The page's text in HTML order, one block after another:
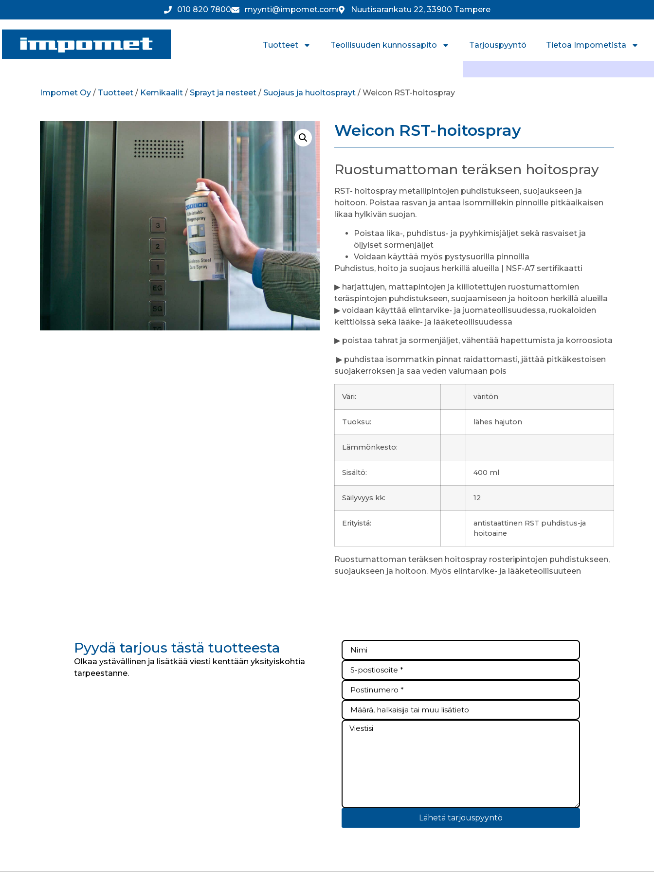
010 820 7800 myynti@impomet.com Nuutisarankatu 22, 33900 Tampere
Tuotteet Teollisuuden kunnossapito Tarjouspyyntö Tietoa Impometista
Impomet Oy / Tuotteet / Kemikaalit / Sprayt ja nesteet / Suojaus ja huoltosprayt / Weicon RST-hoitospray
Weicon RST-hoitospray
Ruostumattoman teräksen hoitospray
RST- hoitospray metallipintojen puhdistukseen, suojaukseen ja
hoitoon. Poistaa rasvan ja antaa isommillekin pinnoille pitkäaikaisen
likaa hylkivän suojan.
Poistaa lika-, puhdistus- ja pyyhkimisjäljet sekä rasvaiset ja
öljyiset sormenjäljet
Voidaan käyttää myös pystysuorilla pinnoilla
Puhdistus, hoito ja suojaus herkillä alueilla | NSF-A7 sertifikaatti
▶ harjattujen, mattapintojen ja kiillotettujen ruostumattomien
teräspintojen puhdistukseen, suojaamiseen ja hoitoon herkillä alueilla
▶ voidaan käyttää elintarvike- ja juomateollisuudessa, ruokaloiden
keittiöissä sekä lääke- ja lääketeollisuudessa
▶ poistaa tahrat ja sormenjäljet, vähentää hapettumista ja korroosiota
▶ puhdistaa isommatkin pinnat raidattomasti, jättää pitkäkestoisen
suojakerroksen ja saa veden valumaan pois
Väri: väritön
Tuoksu: lähes hajuton
Lämmönkesto:
Sisältö: 400 ml
Säilyvyys kk: 12
Erityistä:
antistaattinen RST puhdistus-ja
hoitoaine
Ruostumattoman teräksen hoitospray rosteripintojen puhdistukseen,
suojaukseen ja hoitoon. Myös elintarvike- ja lääketeollisuuteen
Pyydä tarjous tästä tuotteesta
Olkaa ystävällinen ja lisätkää viesti kenttään yksityiskohtia
tarpeestanne.
Lähetä tarjouspyyntö